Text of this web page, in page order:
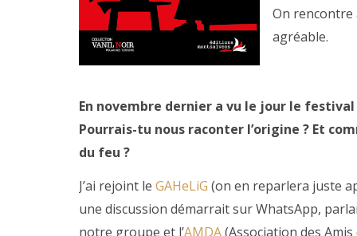
On rencontre
agréable.
En novembre dernier a vu le jour le festival
Pourrais-tu nous raconter l’origine ? Et
du feu ?
J’ai rejoint le GAHeLiG (on en reparlera juste
une discussion démarrait sur WhatsApp,
notre groupe et l’AMDA(Association des